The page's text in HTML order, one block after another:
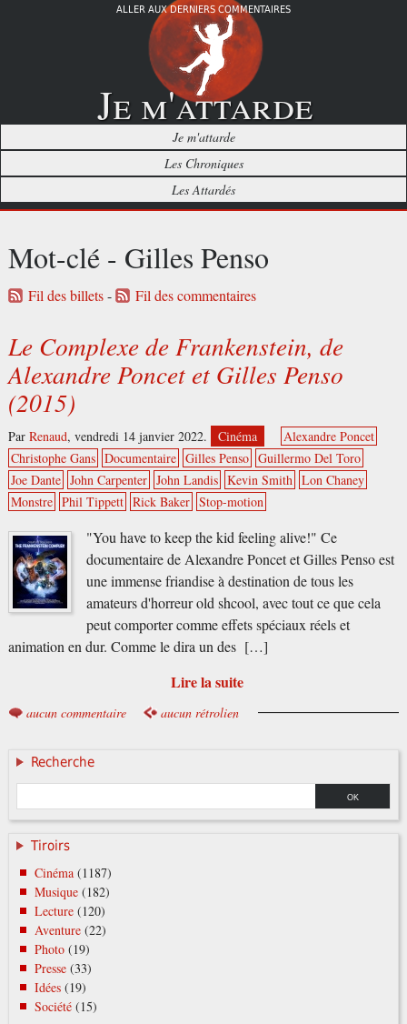
ALLER AUX DERNIERS COMMENTAIRES
Je m'attarde
Je m'attarde
Les Chroniques
Les Attardés
Mot-clé - Gilles Penso
Fil des billets- Fil des commentaires
Le Complexe de Frankenstein, de
Alexandre Poncet et Gilles Penso
(2015)
Par Renaud, vendredi 14 janvier 2022. Cinéma
Alexandre Poncet
Christophe Gans Documentaire Gilles Penso Guillermo Del Toro
Joe Dante John Carpenter John Landis Kevin Smith Lon Chaney
Monstre Phil Tippett Rick Baker Stop-motion
"You have to keep the kid feeling alive!" Ce
documentaire de Alexandre Poncet et Gilles Penso est
une immense friandise à destination de tous les
amateurs d'horreur old shcool, avec tout ce que cela
peut comporter comme effets spéciaux réels et
animation en dur. Comme le dira un des […]
Lire la suite
aucun commentaire aucun rétrolien
Recherche
Tiroirs
Cinéma (1187)
Musique (182)
Lecture (120)
Aventure (22)
Photo (19)
Presse (33)
Idées (19)
Société (15)